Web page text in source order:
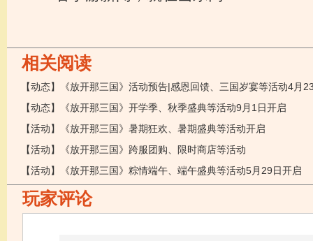
相关阅读
【动态】《放开那三国》开学季、秋季盛典等活动9月1日开启
【活动】《放开那三国》暑期狂欢、暑期盛典等活动开启
【活动】《放开那三国》跨服团购、限时商店等活动
【活动】《放开那三国》粽情端午、端午盛典等活动5月29日开启
玩家评论